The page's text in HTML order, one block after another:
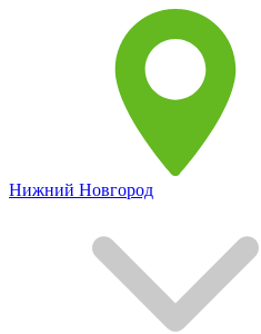
Нижний Новгород